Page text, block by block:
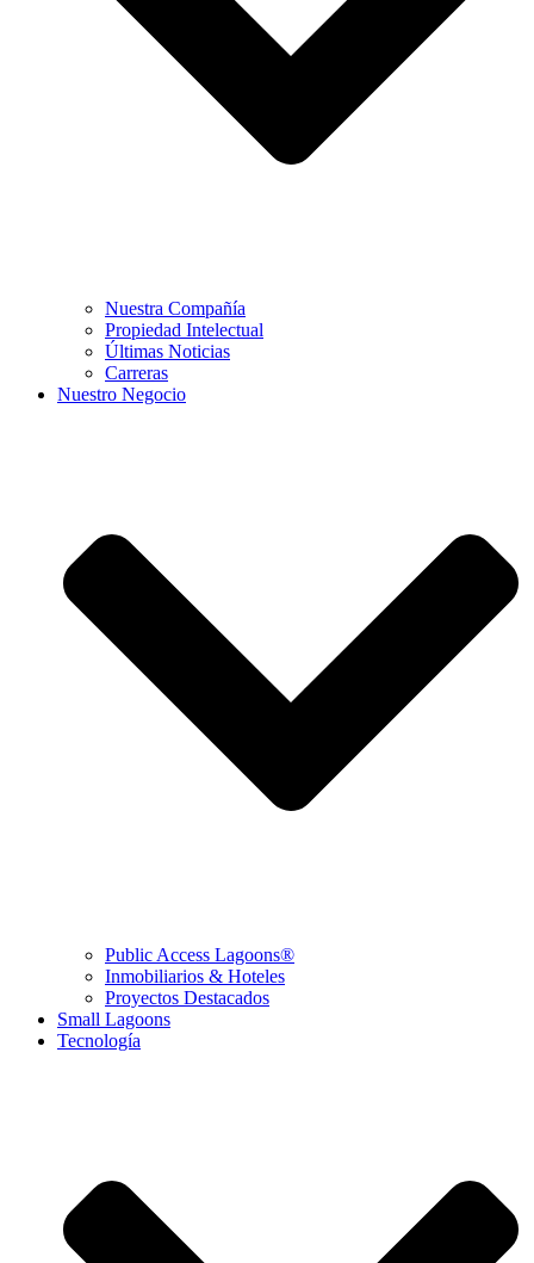
Nuestra Compañía
Propiedad Intelectual
Últimas Noticias
Carreras
Nuestro Negocio
Public Access Lagoons®
Inmobiliarios & Hoteles
Proyectos Destacados
Small Lagoons
Tecnología